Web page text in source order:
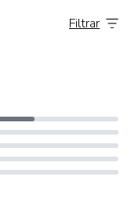
Filtrar